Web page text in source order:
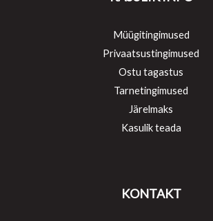
Müügitingimused
Privaatsustingimused
Ostu tagastus
Tarnetingimused
Järelmaks
Kasulik teada
KONTAKT